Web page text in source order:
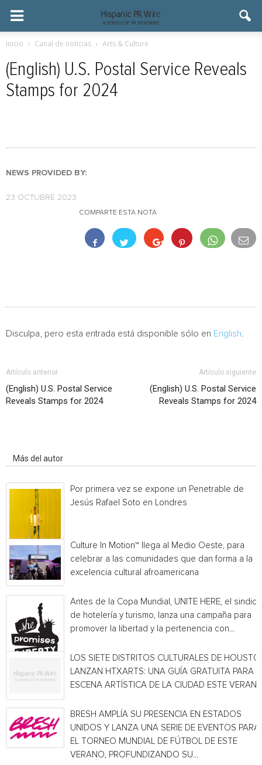
Inicio Canal de noticias Arts & Culture
(English) U.S. Postal Service Reveals
Stamps for 2024
NEWS PROVIDED BY:
23 OCTUBRE 2023
COMPARTE ESTA NOTA
Disculpa, pero esta entrada está disponible sólo en English
Artículo anterior
(English) U.S. Postal Service
Reveals Stamps for 2024
Artículo siguiente
(English) U.S. Postal Service
Reveals Stamps for 2024
Más del autor
Por primera vez se expone un Penetrable de
Jesús Rafael Soto en Londres
Culture In Motion™ llega al Medio Oeste, para
celebrar a las comunidades que dan forma a la
excelencia cultural afroamericana
Antes de la Copa Mundial, UNITE HERE, el
de hotelería y turismo, lanza una campaña para
promover la libertad y la pertenencia con...
LOS SIETE DISTRITOS CULTURALES DE
LANZAN HTXARTS: UNA GUÍA GRATUITA PARA
ESCENA ARTÍSTICA DE LA CIUDAD ESTE
BRESH AMPLÍA SU PRESENCIA EN ESTADOS
UNIDOS Y LANZA UNA SERIE DE EVENTOS PARA
EL TORNEO MUNDIAL DE FÚTBOL DE ESTE
VERANO, PROFUNDIZANDO SU...